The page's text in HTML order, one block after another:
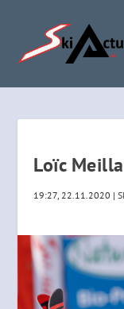
Loïc
19:27, 22.11.2020 |